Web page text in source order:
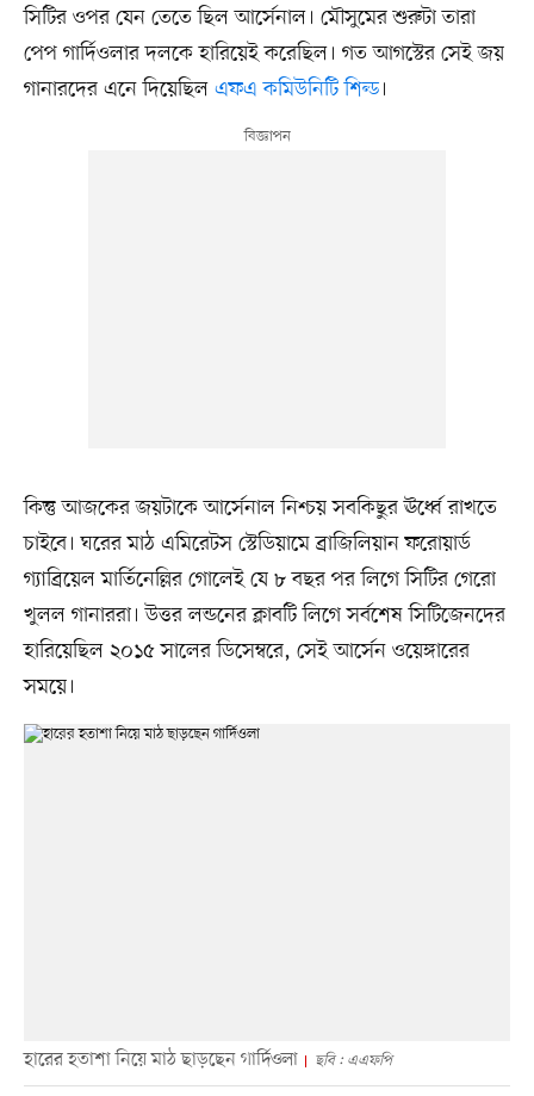
সিটির ওপর যেন তেতে ছিল আর্সেনাল। মৌসুমের শুরুটা তারা
পেপ গার্দিওলার দলকে হারিয়েই করেছিল। গত আগস্টের সেই জয়
গানারদের এনে দিয়েছিল এফএ কমিউনিটি শিল্ড।
কিন্তু আজকের জয়টাকে আর্সেনাল নিশ্চয় সবকিছুর ঊর্ধ্বে রাখতে
চাইবে। ঘরের মাঠ এমিরেটস স্টেডিয়ামে ব্রাজিলিয়ান ফরোয়ার্ড
গ্যাব্রিয়েল মার্তিনেল্লির গোলেই যে ৮ বছর পর লিগে সিটির গেরো
খুলল গানাররা। উত্তর লন্ডনের ক্লাবটি লিগে সর্বশেষ সিটিজেনদের
হারিয়েছিল ২০১৫ সালের ডিসেম্বরে, সেই আর্সেন ওয়েঙ্গারের
সময়ে।
হারের হতাশা নিয়ে মাঠ ছাড়ছেন গার্দিওলা ছবি : এএফপি